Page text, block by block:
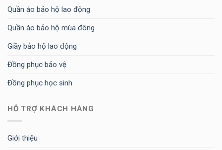
Quần áo bảo hộ lao động
Quần áo bảo hộ mùa đông
Giầy bảo hộ lao động
Đồng phục bảo vệ
Đồng phục học sinh
HỖ TRỢ KHÁCH HÀNG
Giới thiệu